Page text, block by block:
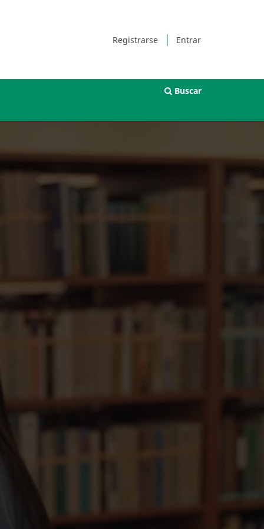
Registrarse Entrar
Buscar